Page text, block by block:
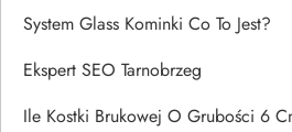
System Glass Kominki Co To Jest?
Ekspert SEO Tarnobrzeg
Ile Kostki Brukowej O Grubości 6